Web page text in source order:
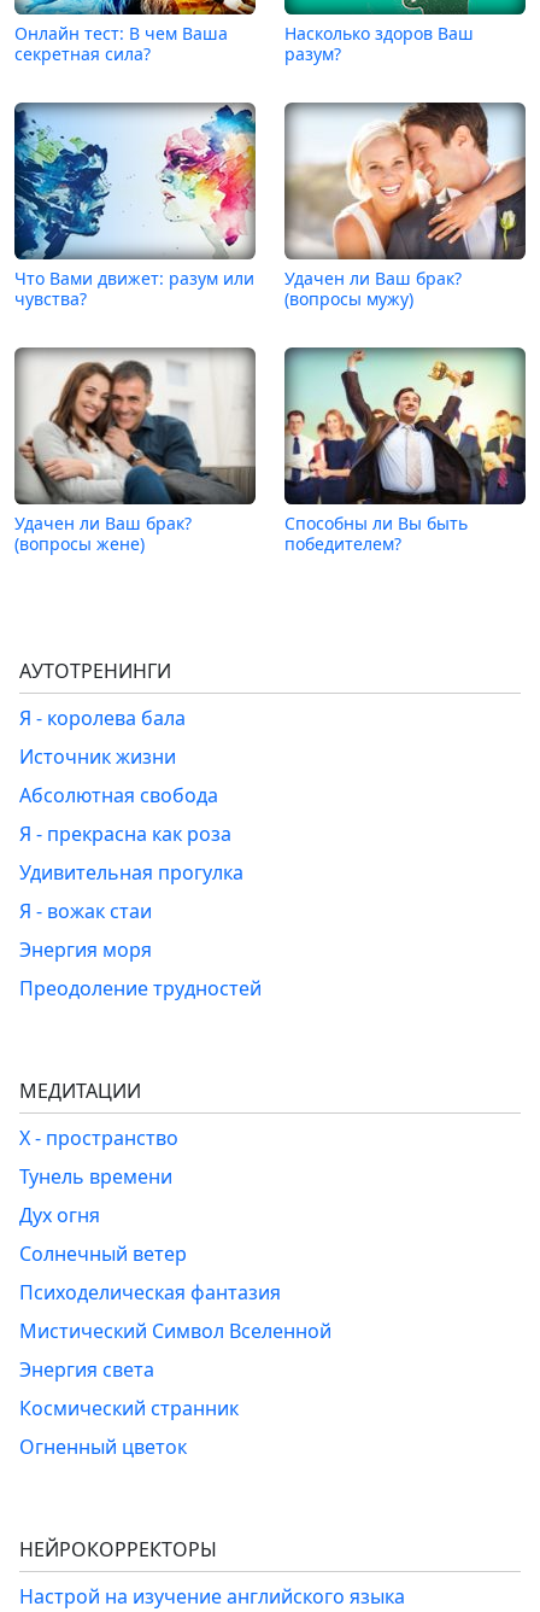
Онлайн тест: В чем Ваша
секретная сила?
Насколько здоров Ваш
разум?
Что Вами движет: разум или
чувства?
Удачен ли Ваш брак?
(вопросы мужу)
Удачен ли Ваш брак?
(вопросы жене)
Способны ли Вы быть
победителем?
АУТОТРЕНИНГИ
Я - королева бала
Источник жизни
Абсолютная свобода
Я - прекрасна как роза
Удивительная прогулка
Я - вожак стаи
Энергия моря
Преодоление трудностей
МЕДИТАЦИИ
Х - пространство
Тунель времени
Дух огня
Солнечный ветер
Психоделическая фантазия
Мистический Символ Вселенной
Энергия света
Космический странник
Огненный цветок
НЕЙРОКОРРЕКТОРЫ
Настрой на изучение английского языка